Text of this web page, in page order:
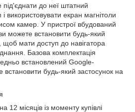
до неї штатний
використовувати екран магнітоли
камер. У пристрої вбудований
можете встановити будь-який
щоб мати доступ до навігатора
Базова комплектація
встановлений Google-
встановити будь-який застосунок на
12 місяців із моменту купівлі